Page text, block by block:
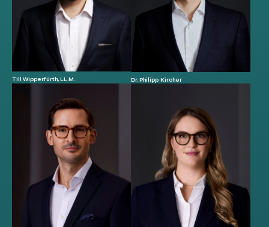
Till Wipperfürth, LL.M. Dr. Philipp Kircher